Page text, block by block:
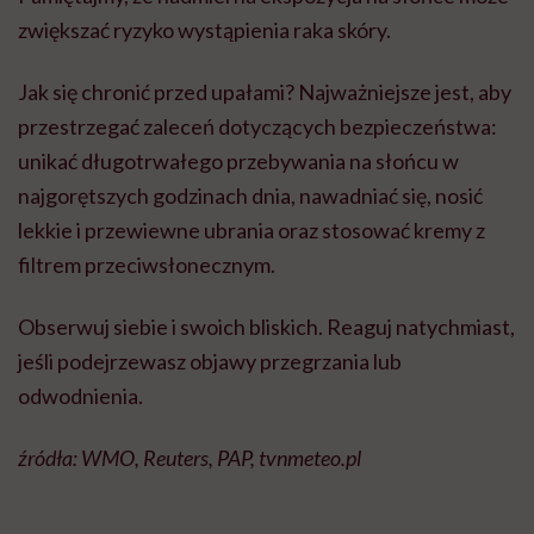
zwiększać ryzyko wystąpienia raka skóry.
Jak się chronić przed upałami? Najważniejsze jest, aby
przestrzegać zaleceń dotyczących bezpieczeństwa:
unikać długotrwałego przebywania na słońcu w
najgorętszych godzinach dnia, nawadniać się, nosić
lekkie i przewiewne ubrania oraz stosować kremy z
filtrem przeciwsłonecznym.
Obserwuj siebie i swoich bliskich. Reaguj natychmiast,
jeśli podejrzewasz objawy przegrzania lub
odwodnienia.
źródła: WMO, Reuters, PAP, tvnmeteo.pl